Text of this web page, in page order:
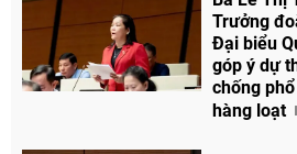
Trưởng
Đại biểu
góp ý dự
chống
hàng loạt